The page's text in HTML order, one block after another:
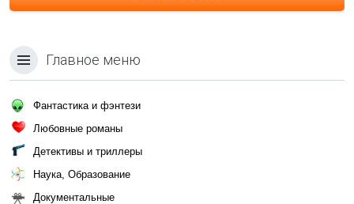
Главное меню
Фантастика и фэнтези
Любовные романы
Детективы и триллеры
Наука, Образование
Документальные